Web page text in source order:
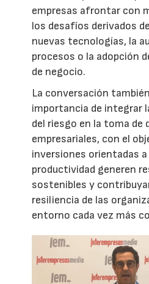
empresas afrontar con
los desafíos derivados
nuevas tecnologías, la
procesos o la adopción
de negocio.
La conversación
importancia de integrar
del riesgo en la toma de
empresariales, con el
inversiones orientadas
productividad generen
sostenibles y
resiliencia de las
entorno cada vez más